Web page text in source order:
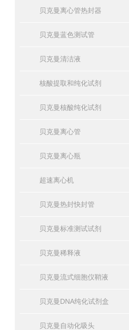
贝克曼离心管热封器
贝克曼蓝色测试管
贝克曼清洁液
核酸提取和纯化试剂
贝克曼核酸纯化试剂
贝克曼离心管
贝克曼离心瓶
超速离心机
贝克曼热封快封管
贝克曼标准测试试剂
贝克曼稀释液
贝克曼流式细胞仪鞘液
贝克曼DNA纯化试剂盒
贝克曼自动化吸头